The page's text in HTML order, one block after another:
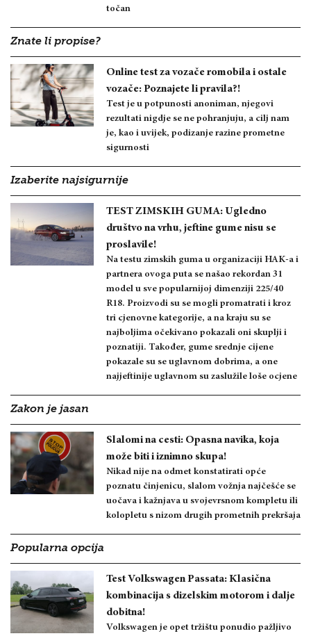
točan
Znate li propise?
Online test za vozače romobila i ostale
vozače: Poznajete li pravila?!
Test je u potpunosti anoniman, njegovi
rezultati nigdje se ne pohranjuju, a cilj nam
je, kao i uvijek, podizanje razine prometne
sigurnosti
Izaberite najsigurnije
TEST ZIMSKIH GUMA: Ugledno
društvo na vrhu, jeftine gume nisu se
proslavile!
Na testu zimskih guma u organizaciji HAK-a i
partnera ovoga puta se našao rekordan 31
model u sve popularnijoj dimenziji 225/40
R18. Proizvodi su se mogli promatrati i kroz
tri cjenovne kategorije, a na kraju su se
najboljima očekivano pokazali oni skuplji i
poznatiji. Također, gume srednje cijene
pokazale su se uglavnom dobrima, a one
najjeftinije uglavnom su zaslužile loše ocjene
Zakon je jasan
Slalomi na cesti: Opasna navika, koja
može biti i iznimno skupa!
Nikad nije na odmet konstatirati opće
poznatu činjenicu, slalom vožnja najčešće se
uočava i kažnjava u svojevrsnom kompletu ili
kolopletu s nizom drugih prometnih prekršaja
Popularna opcija
Test Volkswagen Passata: Klasična
kombinacija s dizelskim motorom i dalje
dobitna!
Volkswagen je opet tržištu ponudio pažljivo